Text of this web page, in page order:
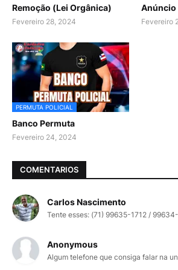
Remoção (Lei Orgânica)
Fevereiro 28, 2024
Anúncio
Fevereiro
PERMUTA POLICIAL
Banco Permuta
Fevereiro 24, 2024
COMENTARIOS
Carlos Nascimento
Tente esses: (71) 99635-1712 /
Anonymous
Algum telefone que consiga falar na